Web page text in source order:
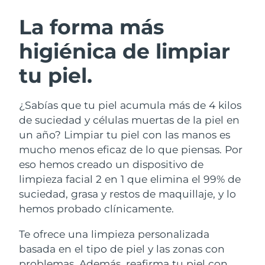
La forma más
higiénica de limpiar
tu piel.
¿Sabías que tu piel acumula más de 4 kilos
de suciedad y células muertas de la piel en
un año? Limpiar tu piel con las manos es
mucho menos eficaz de lo que piensas. Por
eso hemos creado un dispositivo de
limpieza facial 2 en 1 que elimina el 99% de
suciedad, grasa y restos de maquillaje, y lo
hemos probado clínicamente.
Te ofrece una limpieza personalizada
basada en el tipo de piel y las zonas con
Limpieza facial
Anti-aging massage
LUNA™ 4 Plus
Massage, LED heating
LUNA™ 4 Men
Microcurrent toning
BEAR™ 2 go
Microcurrent toning on-the-go
BEAR™ 2 eyes & lips
Hidratación
UFO™ 3 pack
Deep facial hydration
Near-infrared and red light therapy
device
Cuidado bucal
issa™ 4
Hybrid silicone sonic toothbrush
Smart hybrid silicone sonic toothbrush
TRATAMIENTO ANTIEDAD FAQ™
Antiedad Tratamientos LED
NEW
Austria Entrega prevista
Baréin Entrega prevista 11/08/2026
Bélgica
Bermudas Entrega prevista16/08/2026
Bosnia y Herzegovina Entrega prevista
Brunéi Entrega prevista
Bulgaria Entrega prevista 10/08/2026
Canadá Entrega prevista
Chile Entrega prevista14/08/2026